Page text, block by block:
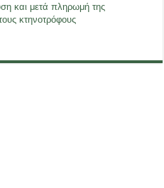
και μετά πληρωμή της
κτηνοτρόφους